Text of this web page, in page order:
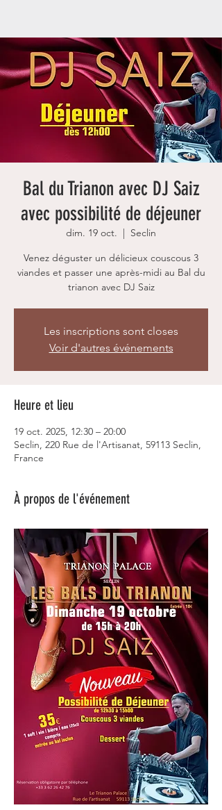
Bal du Trianon avec DJ Saiz
avec possibilité de déjeuner
dim. 19 oct.
  |
Seclin
Venez déguster un délicieux couscous 3
viandes et passer une après-midi au Bal du
trianon avec DJ Saiz
Les inscriptions sont closes
Voir d'autres événements
Heure et lieu
19 oct. 2025, 12:30 – 20:00
Seclin, 220 Rue de l'Artisanat, 59113 Seclin,
France
À propos de l'événement